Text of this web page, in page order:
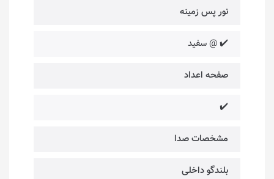
نور پس زمینه
✔️ @ سفید
صفحه اعداد
✔️
مشخصات صدا
بلندگو داخلی